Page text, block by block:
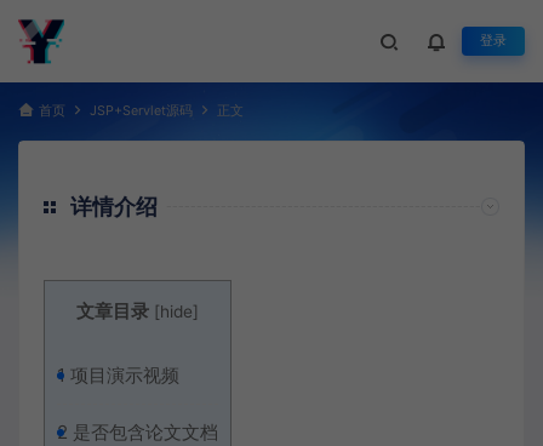
登录
首页 JSP+Servlet源码 正文
详情介绍
文章目录 [hide]
1 项目演示视频
2 是否包含论文文档